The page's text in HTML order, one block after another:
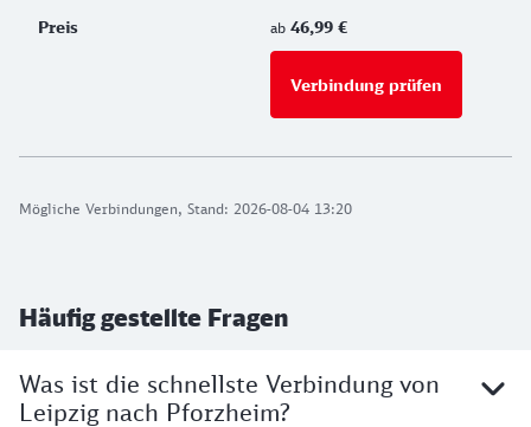
Mögliche Verbindungen, Stand: 2026-08-04 13:20
ab 46,99 €
Verbindung prüfen
Häufig gestellte Fragen
Was ist die schnellste Verbindung von
Leipzig nach Pforzheim?